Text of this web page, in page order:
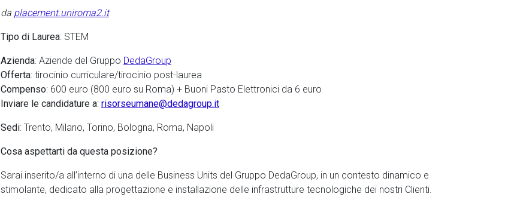
da placement.uniroma2.it
Tipo di Laurea: STEM
Azienda: Aziende del Gruppo DedaGroup
Offerta: tirocinio curriculare/tirocinio post-laurea
Compenso: 600 euro (800 euro su Roma) + Buoni Pasto Elettronici da 6 euro
Inviare le candidature a: risorseumane@dedagroup.it
Sedi: Trento, Milano, Torino, Bologna, Roma, Napoli
Cosa aspettarti da questa posizione?
Sarai inserito/a all’interno di una delle Business Units del Gruppo DedaGroup, in un contesto dinamico e
stimolante, dedicato alla progettazione e installazione delle infrastrutture tecnologiche dei nostri Clienti.